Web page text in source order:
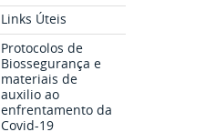
Links Úteis
Protocolos de
Biossegurança e
materiais de
auxilio ao
enfrentamento da
Covid-19